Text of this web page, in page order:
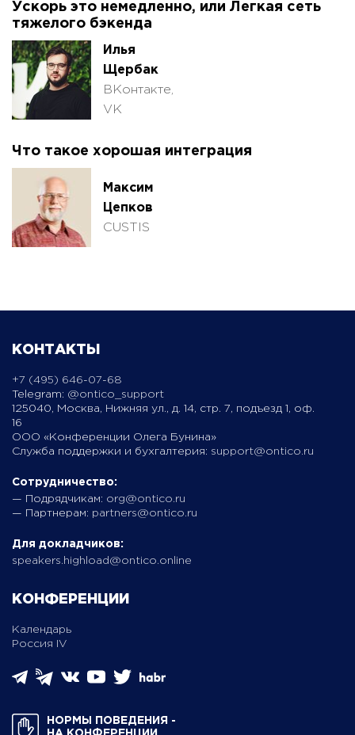
Ускорь это немедленно, или Легкая сеть
тяжелого бэкенда
Илья
Щербак
ВКонтакте,
VK
Что такое хорошая интеграция
Максим
Цепков
CUSTIS
КОНТАКТЫ
+7 (495) 646-07-68
Telegram: @ontico_support
125040, Москва, Нижняя ул., д. 14, стр. 7, подъезд 1, оф.
16
ООО «Конференции Олега Бунина»
Служба поддержки и бухгалтерия: support@ontico.ru
Сотрудничество:
— Подрядчикам: org@ontico.ru
— Партнерам: partners@ontico.ru
Для докладчиков:
speakers.highload@ontico.online
КОНФЕРЕНЦИИ
Календарь
Россия IV
НОРМЫ ПОВЕДЕНИЯ ­